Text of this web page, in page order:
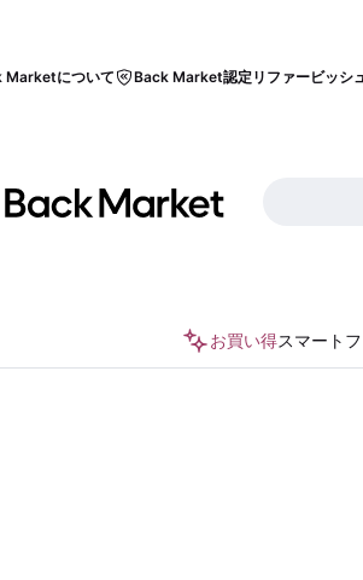
Marketについて Back Market認定リファービッシ
お買い得スマート